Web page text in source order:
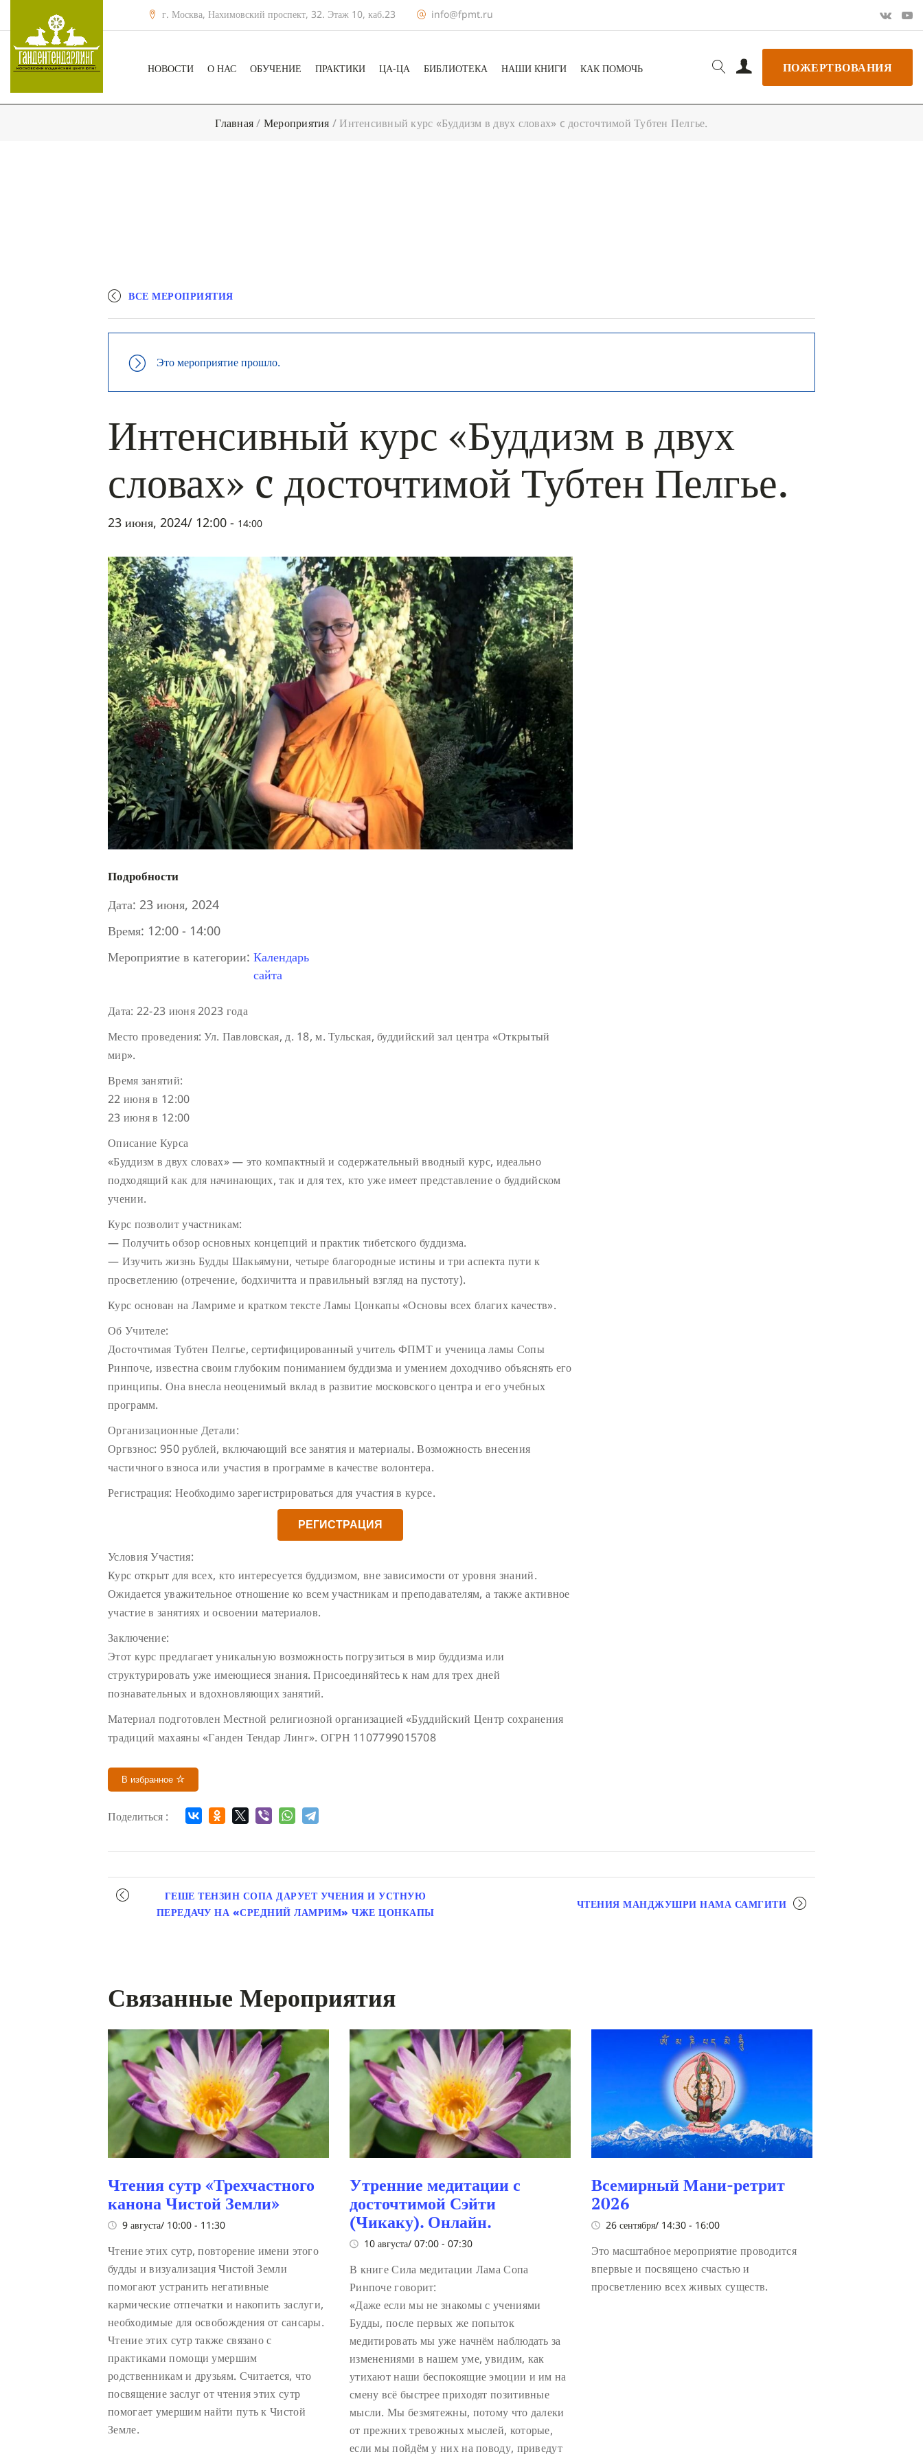
г. Москва, Нахимовский проспект, 32. Этаж 10, каб.23 info@fpmt.ru
НОВОСТИ О НАС ОБУЧЕНИЕ ПРАКТИКИ ЦА-ЦА БИБЛИОТЕКА НАШИ КНИГИ КАК ПОМОЧЬ ПОЖЕРТВОВАНИЯ
Главная/ Мероприятия / Интенсивный курс «Буддизм в двух словах» c досточтимой Тубтен Пелгье.
ВСЕ МЕРОПРИЯТИЯ
Это мероприятие прошло.
Интенсивный курс «Буддизм в двух
словах» c досточтимой Тубтен Пелгье.
23 июня, 2024/ 12:00 - 14:00
Подробности
Дата: 23 июня, 2024
Время: 12:00 - 14:00
Мероприятие в категории: Календарь
сайта
Дата: 22-23 июня 2023 года
Место проведения: Ул. Павловская, д. 18, м. Тульская, буддийский зал центра «Открытый
мир».
Время занятий:
22 июня в 12:00
23 июня в 12:00
Описание Курса
«Буддизм в двух словах» — это компактный и содержательный вводный курс, идеально
подходящий как для начинающих, так и для тех, кто уже имеет представление о буддийском
учении.
Курс позволит участникам:
— Получить обзор основных концепций и практик тибетского буддизма.
— Изучить жизнь Будды Шакьямуни, четыре благородные истины и три аспекта пути к
просветлению (отречение, бодхичитта и правильный взгляд на пустоту).
Курс основан на Ламриме и кратком тексте Ламы Цонкапы «Основы всех благих качеств».
Об Учителе:
Досточтимая Тубтен Пелгье, сертифицированный учитель ФПМТ и ученица ламы Сопы
Ринпоче, известна своим глубоким пониманием буддизма и умением доходчиво объяснять его
принципы. Она внесла неоценимый вклад в развитие московского центра и его учебных
программ.
Организационные Детали:
Оргвзнос: 950 рублей, включающий все занятия и материалы. Возможность внесения
частичного взноса или участия в программе в качестве волонтера.
Регистрация: Необходимо зарегистрироваться для участия в курсе.
РЕГИСТРАЦИЯ
Условия Участия:
Курс открыт для всех, кто интересуется буддизмом, вне зависимости от уровня знаний.
Ожидается уважительное отношение ко всем участникам и преподавателям, а также активное
участие в занятиях и освоении материалов.
Заключение:
Этот курс предлагает уникальную возможность погрузиться в мир буддизма или
структурировать уже имеющиеся знания. Присоединяйтесь к нам для трех дней
познавательных и вдохновляющих занятий.
Материал подготовлен Местной религиозной организацией «Буддийский Центр сохранения
традиций махаяны «Ганден Тендар Линг». ОГРН 1107799015708
В избранное
Поделиться :
Мероприятие
навигация
ГЕШЕ ТЕНЗИН СОПА ДАРУЕТ УЧЕНИЯ И УСТНУЮ
ПЕРЕДАЧУ НА «СРЕДНИЙ ЛАМРИМ» ЧЖЕ ЦОНКАПЫ
ЧТЕНИЯ МАНДЖУШРИ НАМА САМГИТИ
Связанные Мероприятия
Чтения сутр «Трехчастного
канона Чистой Земли»
9 августа/ 10:00 - 11:30
Чтение этих сутр, повторение имени этого
будды и визуализация Чистой Земли
помогают устранить негативные
кармические отпечатки и накопить заслуги,
необходимые для освобождения от сансары.
Чтение этих сутр также связано с
практиками помощи умершим
родственникам и друзьям. Считается, что
посвящение заслуг от чтения этих сутр
помогает умершим найти путь к Чистой
Земле.
Утренние медитации с
досточтимой Сэйти
(Чикаку). Онлайн.
10 августа/ 07:00- 07:30
В книге Сила медитации Лама Сопа
Ринпоче говорит:
«Даже если мы не знакомы с учениями
Будды, после первых же попыток
медитировать мы уже начнём наблюдать за
изменениями в нашем уме, увидим, как
утихают наши беспокоящие эмоции и им на
смену всё быстрее приходят позитивные
мысли. Мы безмятежны, потому что далеки
от прежних тревожных мыслей, которые,
если мы пойдём у них на поводу, приведут
Всемирный Мани-ретрит
2026
26 сентября/ 14:30- 16:00
Это масштабное мероприятие проводится
впервые и посвящено счастью и
просветлению всех живых существ.